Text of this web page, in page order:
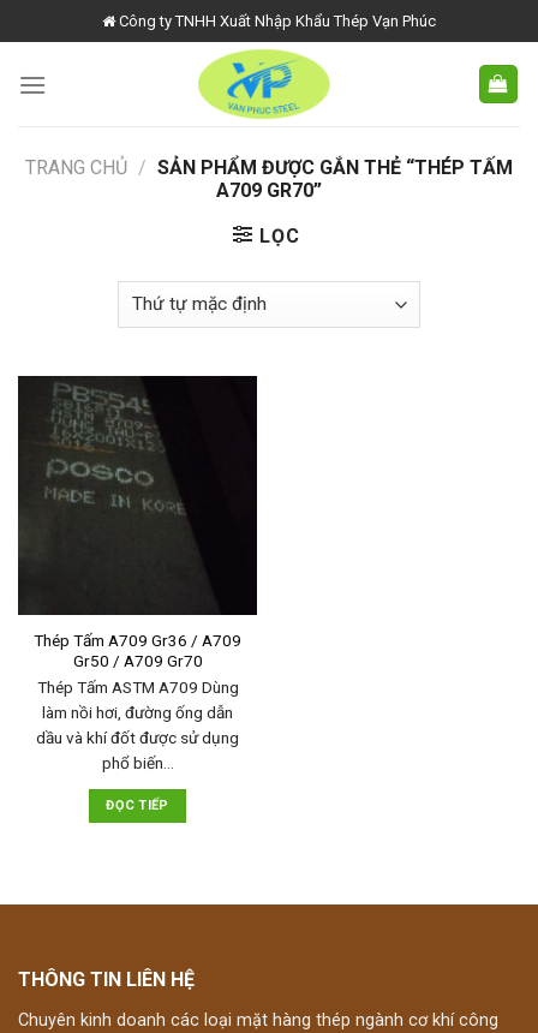
to
content
Công ty TNHH Xuất Nhập Khẩu Thép Vạn Phúc
TRANG CHỦ / SẢN PHẨM ĐƯỢC GẮN THẺ “THÉP TẤM
A709 GR70”
LỌC
Thép Tấm A709 Gr36 / A709
Gr50 / A709 Gr70
Thép Tấm ASTM A709 Dùng
làm nồi hơi, đường ống dẫn
dầu và khí đốt được sử dụng
phổ biến…
ĐỌC TIẾP
THÔNG TIN LIÊN HỆ
Chuyên kinh doanh các loại mặt hàng thép ngành cơ khí công